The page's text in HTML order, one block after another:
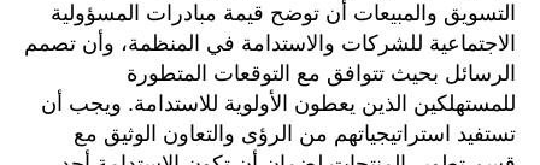
التسويق والمبيعات أن توضح قيمة مبادرات المسؤولية
الاجتماعية للشركات والاستدامة في المنظمة، وأن تصمم
الرسائل بحيث تتوافق مع التوقعات المتطورة
للمستهلكين الذين يعطون الأولوية للاستدامة. ويجب أن
تستفيد استراتيجياتهم من الرؤى والتعاون الوثيق مع